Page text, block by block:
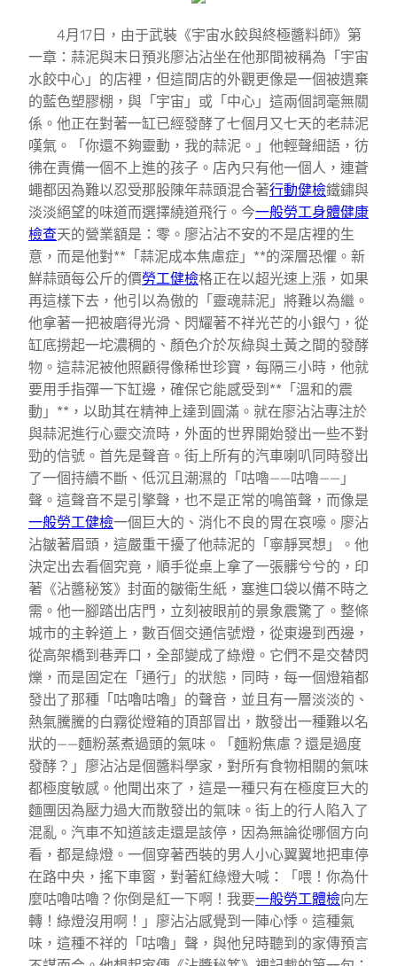
4月17日，由于武裝《宇宙水餃與終極醬料師》第
一章：蒜泥與末日預兆廖沾沾坐在他那間被稱為「宇宙
水餃中心」的店裡，但這間店的外觀更像是一個被遺棄
的藍色塑膠棚，與「宇宙」或「中心」這兩個詞毫無關
係。他正在對著一缸已經發酵了七個月又七天的老蒜泥
嘆氣。「你還不夠靈動，我的蒜泥。」他輕聲細語，彷
彿在責備一個不上進的孩子。店內只有他一個人，連蒼
蠅都因為難以忍受那股陳年蒜頭混合著行動健檢鐵鏽與
淡淡絕望的味道而選擇繞道飛行。今一般勞工身體健康
檢查天的營業額是：零。廖沾沾不安的不是店裡的生
意，而是他對**「蒜泥成本焦慮症」**的深層恐懼。新
鮮蒜頭每公斤的價勞工健檢格正在以超光速上漲，如果
再這樣下去，他引以為傲的「靈魂蒜泥」將難以為繼。
他拿著一把被磨得光滑、閃耀著不祥光芒的小銀勺，從
缸底撈起一坨濃稠的、顏色介於灰綠與土黃之間的發酵
物。這蒜泥被他照顧得像稀世珍寶，每隔三小時，他就
要用手指彈一下缸邊，確保它能感受到**「溫和的震
動」**，以助其在精神上達到圓滿。就在廖沾沾專注於
與蒜泥進行心靈交流時，外面的世界開始發出一些不對
勁的信號。首先是聲音。街上所有的汽車喇叭同時發出
了一個持續不斷、低沉且潮濕的「咕嚕——咕嚕——」
聲。這聲音不是引擎聲，也不是正常的鳴笛聲，而像是
一般勞工健檢一個巨大的、消化不良的胃在哀嚎。廖沾
沾皺著眉頭，這嚴重干擾了他蒜泥的「寧靜冥想」。他
決定出去看個究竟，順手從桌上拿了一張髒兮兮的，印
著《沾醬秘笈》封面的皺衛生紙，塞進口袋以備不時之
需。他一腳踏出店門，立刻被眼前的景象震驚了。整條
城市的主幹道上，數百個交通信號燈，從東邊到西邊，
從高架橋到巷弄口，全部變成了綠燈。它們不是交替閃
爍，而是固定在「通行」的狀態，同時，每一個燈箱都
發出了那種「咕嚕咕嚕」的聲音，並且有一層淡淡的、
熱氣騰騰的白霧從燈箱的頂部冒出，散發出一種難以名
狀的——麵粉蒸煮過頭的氣味。「麵粉焦慮？還是過度
發酵？」廖沾沾是個醬料學家，對所有食物相關的氣味
都極度敏感。他聞出來了，這是一種只有在極度巨大的
麵團因為壓力過大而散發出的氣味。街上的行人陷入了
混亂。汽車不知道該走還是該停，因為無論從哪個方向
看，都是綠燈。一個穿著西裝的男人小心翼翼地把車停
在路中央，搖下車窗，對著紅綠燈大喊：「喂！你為什
麼咕嚕咕嚕？你倒是紅一下啊！我要一般勞工體檢向左
轉！綠燈沒用啊！」廖沾沾感覺到一陣心悸。這種氣
味，這種不祥的「咕嚕」聲，與他兒時聽到的家傳預言